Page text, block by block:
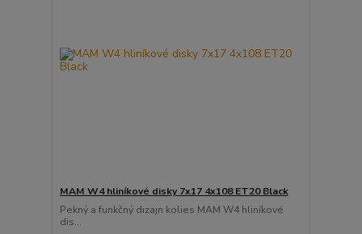
MAM W4 hliníkové disky 7x17 4x108 ET20 Black
Pekný a funkčný dizajn kolies MAM W4 hliníkové
dis...